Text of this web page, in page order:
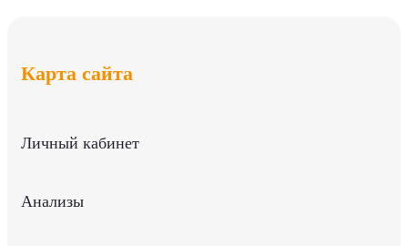
Карта сайта
Личный кабинет
Анализы